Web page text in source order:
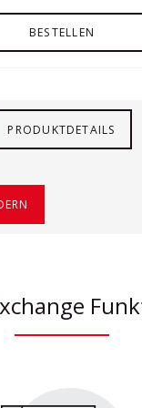
BESTELLEN
PRODUKTDETAILS